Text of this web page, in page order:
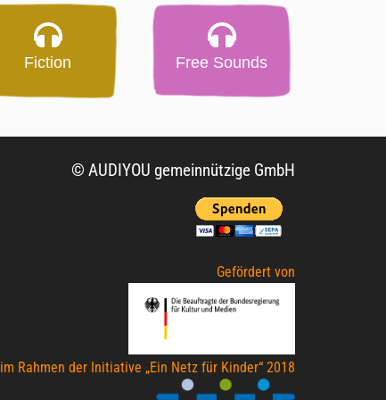
Fiction Free Sounds
© AUDIYOU gemeinnützige GmbH
Gefördert von
im Rahmen der Initiative „Ein Netz für Kinder“ 2018